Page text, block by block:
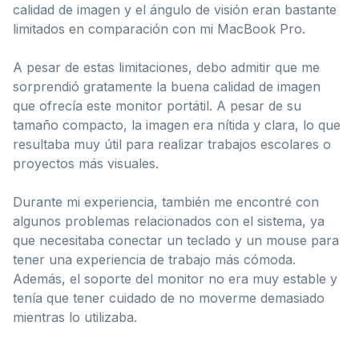
calidad de imagen y el ángulo de visión eran bastante
limitados en comparación con mi MacBook Pro.
A pesar de estas limitaciones, debo admitir que me
sorprendió gratamente la buena calidad de imagen
que ofrecía este monitor portátil. A pesar de su
tamaño compacto, la imagen era nítida y clara, lo que
resultaba muy útil para realizar trabajos escolares o
proyectos más visuales.
Durante mi experiencia, también me encontré con
algunos problemas relacionados con el sistema, ya
que necesitaba conectar un teclado y un mouse para
tener una experiencia de trabajo más cómoda.
Además, el soporte del monitor no era muy estable y
tenía que tener cuidado de no moverme demasiado
mientras lo utilizaba.